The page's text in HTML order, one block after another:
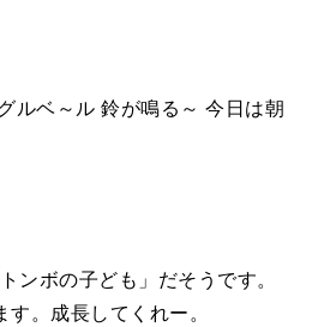
ルベ～ル 鈴が鳴る～ 今日は朝
ボの子ども」だそうです。
。成長してくれー。